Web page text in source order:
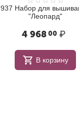
937 Набор для
"Леопард"
4 968 00 ₽
В корзину